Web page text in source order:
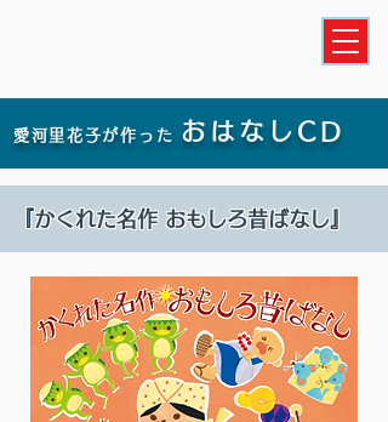
愛河里花子が作った おはなしCD
『かくれた名作 おもしろ昔ばなし』